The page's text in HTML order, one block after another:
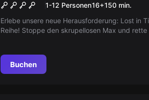
1-12 Personen16+150 min.
Erlebe unsere neue Herausforderung: Lost in
Reihe! Stoppe den skrupellosen Max und rette
Buchen